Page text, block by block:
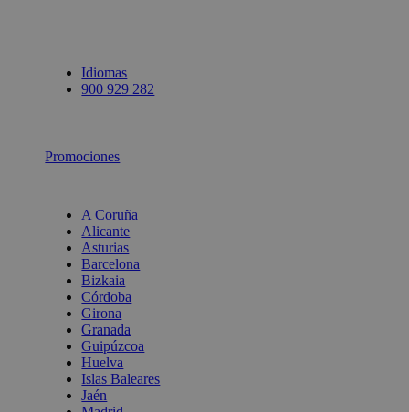
Idiomas
900 929 282
Promociones
A Coruña
Alicante
Asturias
Barcelona
Bizkaia
Córdoba
Girona
Granada
Guipúzcoa
Huelva
Islas Baleares
Jaén